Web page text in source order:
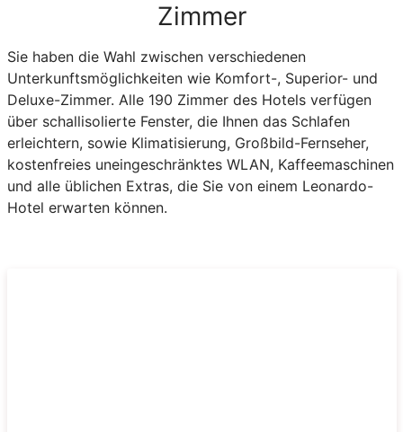
Zimmer
Sie haben die Wahl zwischen verschiedenen
Unterkunftsmöglichkeiten wie Komfort-, Superior- und
Deluxe-Zimmer. Alle 190 Zimmer des Hotels verfügen
über schallisolierte Fenster, die Ihnen das Schlafen
erleichtern, sowie Klimatisierung, Großbild-Fernseher,
kostenfreies uneingeschränktes WLAN, Kaffeemaschinen
und alle üblichen Extras, die Sie von einem Leonardo-
Hotel erwarten können.